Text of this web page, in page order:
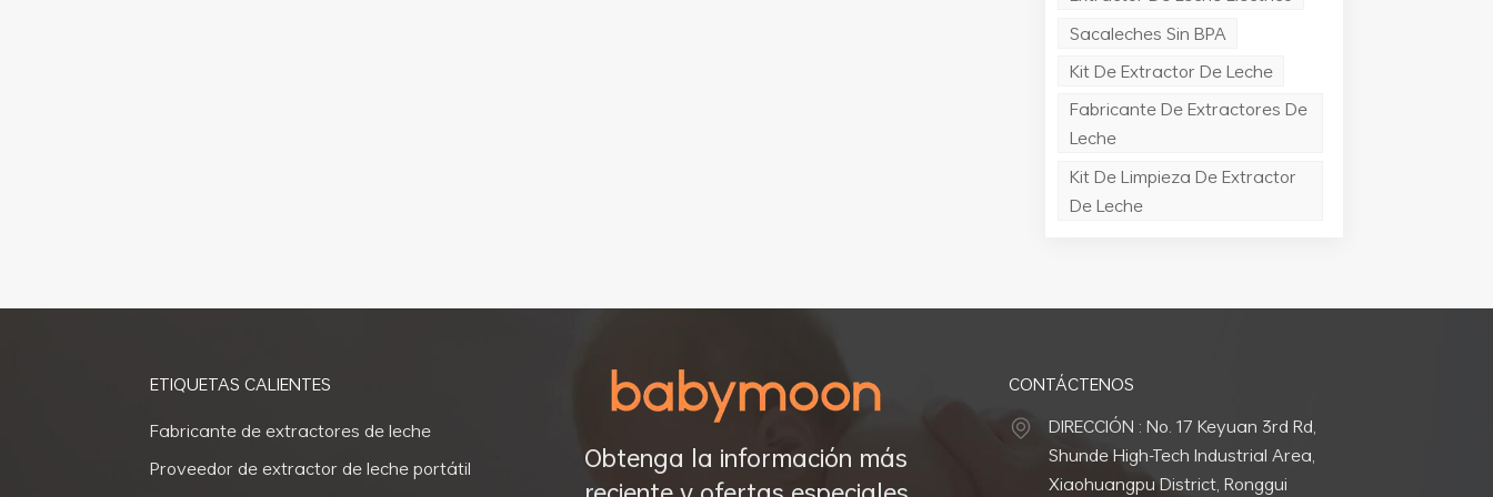
Sacaleches Sin BPA
Kit De Extractor De Leche
Fabricante De Extractores De
Leche
Kit De Limpieza De Extractor
De Leche
sentarse erguido en una silla con buen respaldo. Además, tome descansos aproximadamente cada
tiempo. Por último, recuerde siempre limpiar el extractor de leche después de cada uso de acuerdo
con las instrucciones del fabricante; esto ayudará a garantizar que no crezcan bacterias dentro
del tubo u otras partes del dispositivo que puedan provocar la contaminación del suministro de
leche extraída. Usar un extractor de leche puede resultar intimidante al principio, pero con el
conocimiento y la preparación adecuados puede ser una herramienta invaluable para alimentar a
ETIQUETAS CALIENTES
Fabricante de extractores de leche
Proveedor de extractor de leche portátil
Obtenga la información más
CONTÁCTENOS
DIRECCIÓN : No. 17 Keyuan 3rd Rd,
Shunde High-Tech Industrial Area,
Xiaohuangpu District, Ronggui